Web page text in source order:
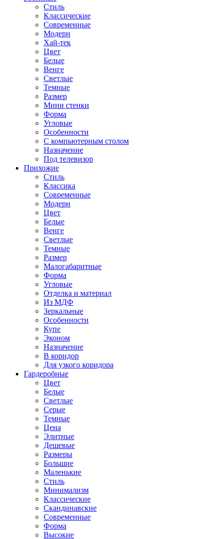
Стиль
Классические
Современные
Модерн
Хай-тек
Цвет
Белые
Венге
Светлые
Темные
Размер
Мини стенки
Форма
Угловые
Особенности
С компьютерным столом
Назначение
Под телевизор
Прихожие
Стиль
Классика
Современные
Модерн
Цвет
Белые
Венге
Светлые
Темные
Размер
Малогабаритные
Форма
Угловые
Отделка и материал
Из МДФ
Зеркальные
Особенности
Купе
Эконом
Назначение
В коридор
Для узкого коридора
Гардеробные
Цвет
Белые
Светлые
Серые
Темные
Цена
Элитные
Дешевые
Размеры
Большие
Маленькие
Стиль
Минимализм
Классические
Скандинавские
Современные
Форма
Высокие